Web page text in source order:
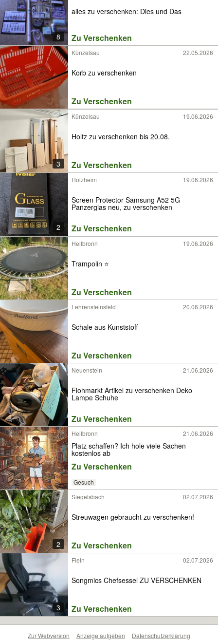
8
alles zu verschenken: Dies und Das
Zu Verschenken
Künzelsau 22.05.2026
Korb zu verschenken
Zu Verschenken
3
Künzelsau 19.06.2026
Holtz zu verschenken bis 20.08.
Zu Verschenken
2
Holzheim 19.06.2026
Screen Protector Samsung A52 5G
Panzerglas neu, zu verschenken
Zu Verschenken
Heilbronn 19.06.2026
Trampolin ⭐
Zu Verschenken
Lehrensteinsfeld 20.06.2026
Schale aus Kunststoff
Zu Verschenken
Neuenstein 21.06.2026
Flohmarkt Artikel zu verschenken Deko
Lampe Schuhe
Zu Verschenken
Heilbronn 21.06.2026
Platz schaffen? Ich hole viele Sachen
kostenlos ab
Zu Verschenken
Gesuch
2
Siegelsbach 02.07.2026
Streuwagen gebraucht zu verschenken!
Zu Verschenken
3
Flein 02.07.2026
Songmics Chefsessel ZU VERSCHENKEN
Zu Verschenken
Zur Webversion Anzeige aufgeben Datenschutzerklärung